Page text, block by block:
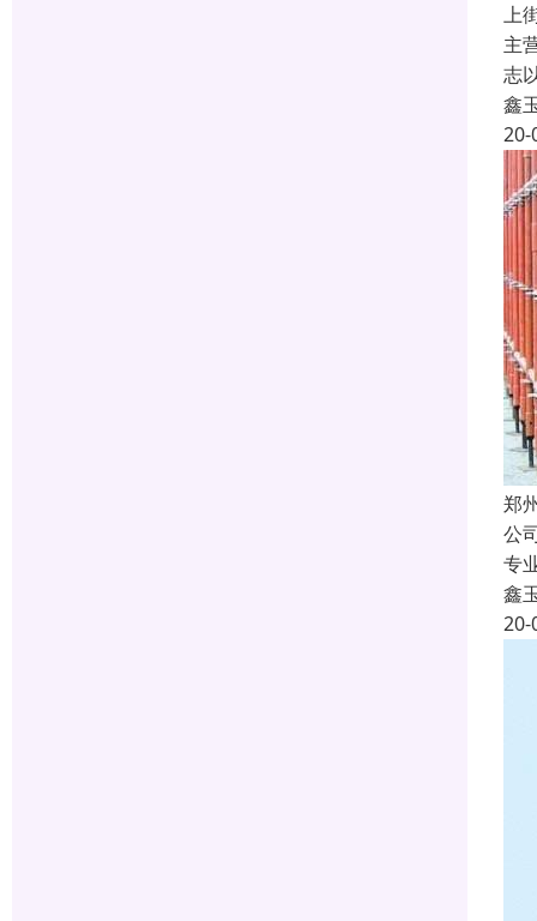
上
主
志
鑫
20-
郑
公
专
鑫
20-